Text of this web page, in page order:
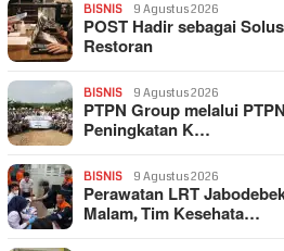
BISNIS 9 Agustus 2026
POST Hadir sebagai
Restoran
BISNIS 9 Agustus 2026
PTPN Group melalui
Peningkatan K…
BISNIS 9 Agustus 2026
Perawatan LRT
Malam, Tim Kesehata…